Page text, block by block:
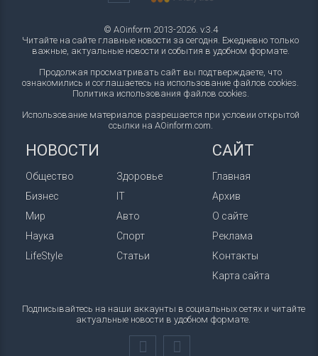
© AOinform 2013-2026. v.3.4
Читайте на сайте главные новости за сегодня. Ежедневно только
важные, актуальные новости и события в удобном формате.
Продолжая просматривать сайт вы подтверждаете, что
ознакомились и соглашаетесь на использование файлов cookies.
Политика использования файлов cookies.
Использование материалов разрешается при условии открытой
ссылки на AOinform.com.
НОВОСТИ
Общество
Бизнес
Мир
Наука
LifeStyle
Здоровье
IT
Авто
Спорт
Статьи
САЙТ
Главная
Архив
О сайте
Реклама
Контакты
Карта сайта
Подписывайтесь на наши аккаунты в социальных сетях и читайте
актуальные новости в удобном формате.